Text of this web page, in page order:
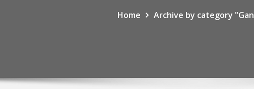
Home Archive by category